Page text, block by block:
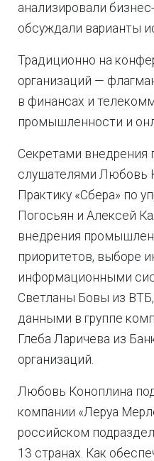
анализировали
обсуждали варианты
Традиционно на
организаций —
в финансах и
промышленности и
Секретами внедрения
слушателями Любовь
Практику «Сбера» по
Погосьян и Алексей
внедрения
приоритетов, выборе
информационными
Светланы Бовы из
данными в группе
Глеба Ларичева из
организаций.
Любовь Коноплина
компании «Леруа
российском
13 странах. Как